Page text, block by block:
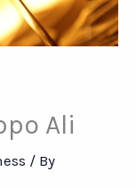
Ali
/ By